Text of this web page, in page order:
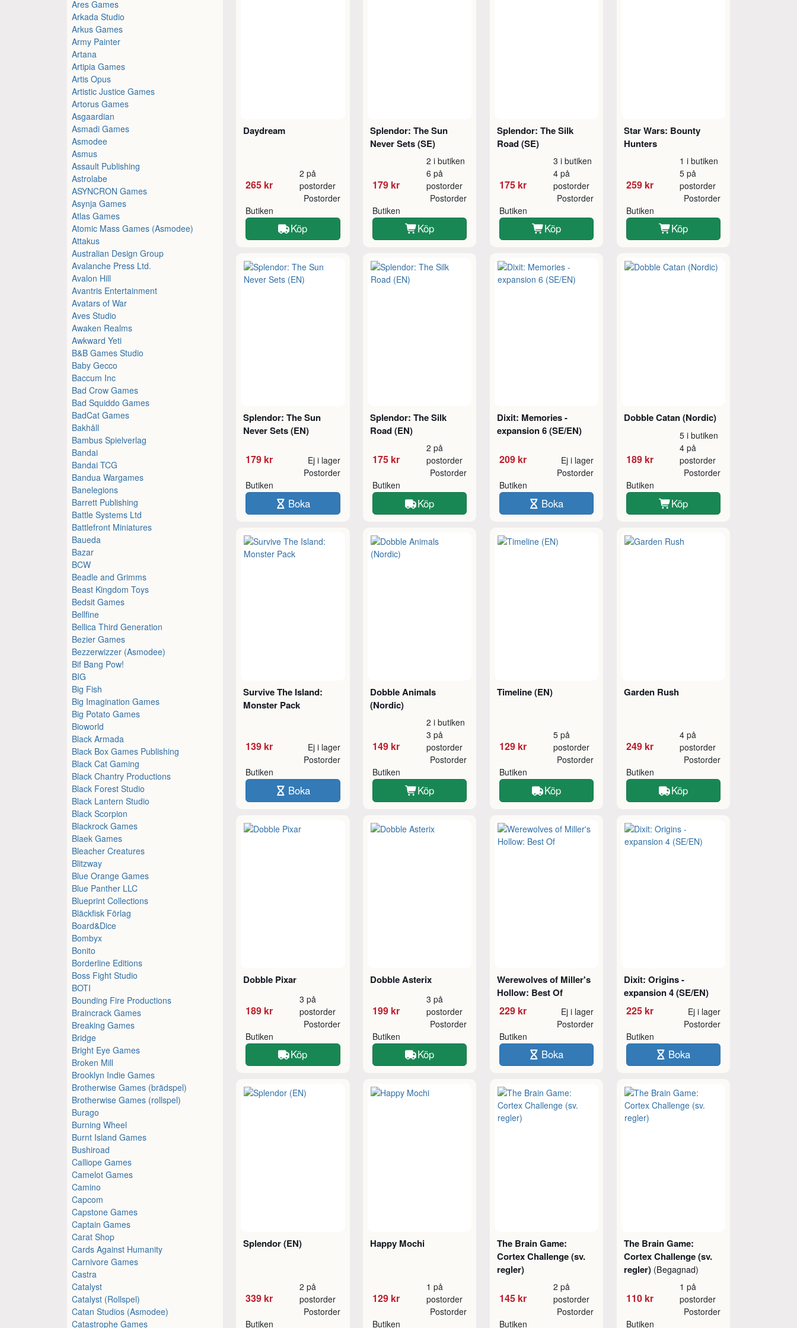
Ares Games
Arkada Studio
Arkus Games
Army Painter
Artana
Artipia Games
Artis Opus
Artistic Justice Games
Artorus Games
Asgaardian
Asmadi Games
Asmodee
Asmus
Assault Publishing
Astrolabe
ASYNCRON Games
Asynja Games
Atlas Games
Atomic Mass Games (Asmodee)
Attakus
Australian Design Group
Avalanche Press Ltd.
Avalon Hill
Avantris Entertainment
Avatars of War
Aves Studio
Awaken Realms
Awkward Yeti
B&B Games Studio
Baby Gecco
Baccum Inc
Bad Crow Games
Bad Squiddo Games
BadCat Games
Bakhåll
Bambus Spielverlag
Bandai
Bandai TCG
Bandua Wargames
Banelegions
Barrett Publishing
Battle Systems Ltd
Battlefront Miniatures
Baueda
Bazar
BCW
Beadle and Grimms
Beast Kingdom Toys
Bedsit Games
Bellfine
Bellica Third Generation
Bezier Games
Bezzerwizzer (Asmodee)
Bif Bang Pow!
BIG
Big Fish
Big Imagination Games
Big Potato Games
Bioworld
Black Armada
Black Box Games Publishing
Black Cat Gaming
Black Chantry Productions
Black Forest Studio
Black Lantern Studio
Black Scorpion
Blackrock Games
Blaek Games
Bleacher Creatures
Blitzway
Blue Orange Games
Blue Panther LLC
Blueprint Collections
Bläckfisk Förlag
Board&Dice
Bombyx
Bonito
Borderline Editions
Boss Fight Studio
BOTI
Bounding Fire Productions
Braincrack Games
Breaking Games
Bridge
Bright Eye Games
Broken Mill
Brooklyn Indie Games
Brotherwise Games (brädspel)
Brotherwise Games (rollspel)
Burago
Burning Wheel
Burnt Island Games
Bushiroad
Calliope Games
Camelot Games
Camino
Capcom
Capstone Games
Captain Games
Carat Shop
Cards Against Humanity
Carnivore Games
Castra
Catalyst
Catalyst (Rollspel)
Catan Studios (Asmodee)
Catastrophe Games
Daydream
265 kr
2 på
postorder
Butiken
Postorder
Köp
Splendor: The Sun
Never Sets (SE)
179 kr
2 i butiken
6 på
postorder
Butiken
Postorder
Köp
Splendor: The Silk
Road (SE)
175 kr
3 i butiken
4 på
postorder
Butiken
Postorder
Köp
Star Wars: Bounty
Hunters
259 kr
1 i butiken
5 på
postorder
Butiken
Postorder
Köp
Splendor: The Sun
Never Sets (EN)
179 kr Ej i lager
Butiken
Postorder
Boka
Splendor: The Silk
Road (EN)
175 kr
2 på
postorder
Butiken
Postorder
Köp
Dixit: Memories -
expansion 6 (SE/EN)
209 kr Ej i lager
Butiken
Postorder
Boka
Dobble Catan (Nordic)
189 kr
5 i butiken
4 på
postorder
Butiken
Postorder
Köp
Survive The Island:
Monster Pack
139 kr Ej i lager
Butiken
Postorder
Boka
Dobble Animals
(Nordic)
149 kr
2 i butiken
3 på
postorder
Butiken
Postorder
Köp
Timeline (EN)
129 kr
5 på
postorder
Butiken
Postorder
Köp
Garden Rush
249 kr
4 på
postorder
Butiken
Postorder
Köp
Dobble Pixar
189 kr
3 på
postorder
Butiken
Postorder
Köp
Dobble Asterix
199 kr
3 på
postorder
Butiken
Postorder
Köp
Werewolves of Miller's
Hollow: Best Of
229 kr Ej i lager
Butiken
Postorder
Boka
Dixit: Origins -
expansion 4 (SE/EN)
225 kr Ej i lager
Butiken
Postorder
Boka
Splendor (EN)
339 kr
2 på
postorder
Butiken
Postorder
Happy Mochi
129 kr
1 på
postorder
Butiken
Postorder
The Brain Game:
Cortex Challenge (sv.
regler)
145 kr
2 på
postorder
Butiken
Postorder
The Brain Game:
Cortex Challenge (sv.
regler) (Begagnad)
110 kr
1 på
postorder
Butiken
Postorder